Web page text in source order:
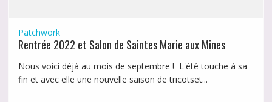
Patchwork
Rentrée 2022 et Salon de Saintes Marie aux Mines
Nous voici déjà au mois de septembre ! L'été touche à sa
fin et avec elle une nouvelle saison de tricotset...